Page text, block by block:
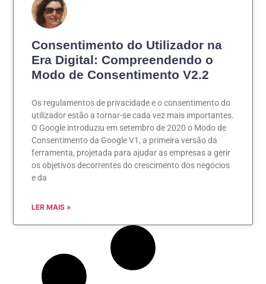
Consentimento do Utilizador na
Era Digital: Compreendendo o
Modo de Consentimento V2.2
Os regulamentos de privacidade e o consentimento do
utilizador estão a tornar-se cada vez mais importantes.
O Google introduziu em setembro de 2020 o Modo de
Consentimento da Google V1, a primeira versão da
ferramenta, projetada para ajudar as empresas a gerir
os objetivos decorrentes do crescimento dos negócios
e da
LER MAIS »